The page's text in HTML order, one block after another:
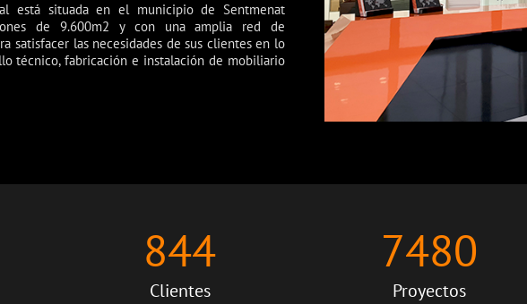
está situada en el municipio de Sentmenat
de 9.600m2 y con una amplia red de
satisfacer las necesidades de sus clientes en lo
técnico, fabricación e instalación de mobiliario
844
Clientes
7480
Proyectos